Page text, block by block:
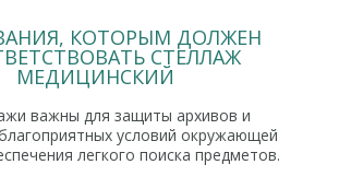
КОТОРЫМ ДОЛЖЕН
СТЕЛЛАЖ
МЕДИЦИНСКИЙ
важны для защиты архивов и
условий окружающей
легкого поиска предметов.